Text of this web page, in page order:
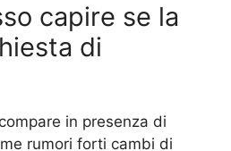
capire se la
di
in presenza di
rumori forti cambi di